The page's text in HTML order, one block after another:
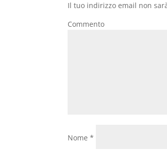
Il tuo indirizzo email non
Commento
Nome*